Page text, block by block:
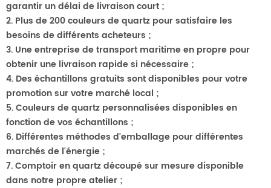
garantir un délai de livraison court ;
2. Plus de 200 couleurs de quartz pour satisfaire les
besoins de différents acheteurs ;
3. Une entreprise de transport maritime en propre pour
obtenir une livraison rapide si nécessaire ;
4. Des échantillons gratuits sont disponibles pour votre
promotion sur votre marché local ;
5. Couleurs de quartz personnalisées disponibles en
fonction de vos échantillons ;
6. Différentes méthodes d'emballage pour différentes
marchés de l'énergie ;
7. Comptoir en quartz découpé sur mesure disponible
dans notre propre atelier ;